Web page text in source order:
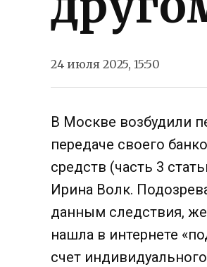
24 июля 2025, 15:50
В Москве возбудили
передаче своего
средств (часть 3
Ирина Волк.
данным следствия,
нашла в интернете
счет